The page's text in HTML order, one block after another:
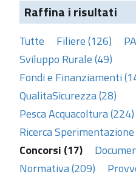
Raffina i risultati
Tutte Filiere (126)
Sviluppo Rurale (49)
Fondi e Finanziamenti
QualitaSicurezza (28)
Pesca Acquacoltura (224)
Ricerca Sperimentazione
Concorsi (17)
Normativa (209)